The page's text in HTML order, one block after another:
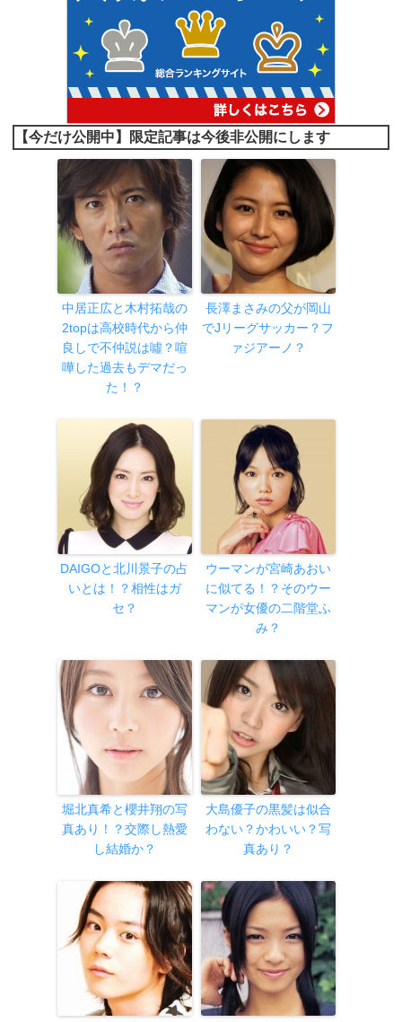
【今だけ公開中】限定記事は今後非公開にします
中居正広と木村拓哉の
2topは高校時代から仲
良しで不仲説は噓？喧
嘩した過去もデマだっ
た！？
長澤まさみの父が岡山
でJリーグサッカー？フ
ァジアーノ？
DAIGOと北川景子の占
いとは！？相性はガ
セ？
ウーマンが宮崎あおい
に似てる！？そのウー
マンが女優の二階堂ふ
み？
堀北真希と櫻井翔の写
真あり！？交際し熱愛
し結婚か？
大島優子の黒髪は似合
わない？かわいい？写
真あり？